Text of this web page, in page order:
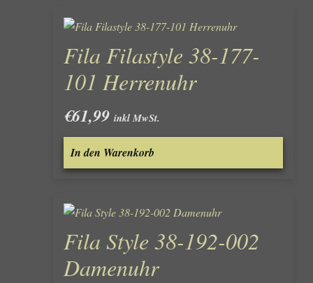
Fila Filastyle 38-177-
101 Herrenuhr
€61,99 inkl MwSt.
In den Warenkorb
Fila Style 38-192-002
Damenuhr